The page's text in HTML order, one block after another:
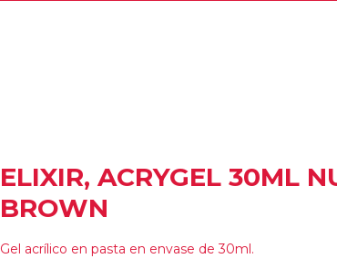
ELIXIR, ACRYGEL 30ML
BROWN
Gel acrílico en pasta en envase de 30ml.